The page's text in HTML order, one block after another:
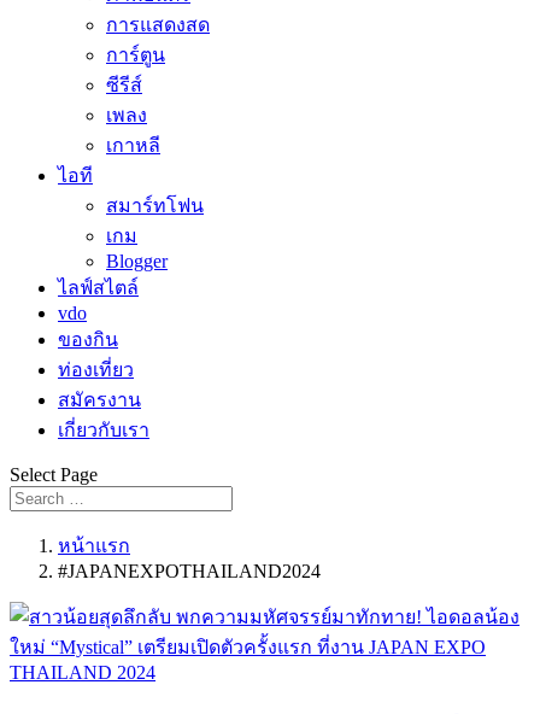
การแสดงสด
การ์ตูน
ซีรีส์
เพลง
เกาหลี
ไอที
สมาร์ทโฟน
เกม
Blogger
ไลฟ์สไตล์
vdo
ของกิน
ท่องเที่ยว
สมัครงาน
เกี่ยวกับเรา
Select Page
หน้าแรก
#JAPANEXPOTHAILAND2024